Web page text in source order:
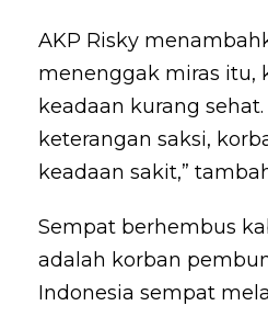
AKP Risky
menenggak miras itu,
keadaan kurang sehat.
keterangan saksi,
keadaan sakit,”
Sempat berhembus
adalah korban
Indonesia sempat